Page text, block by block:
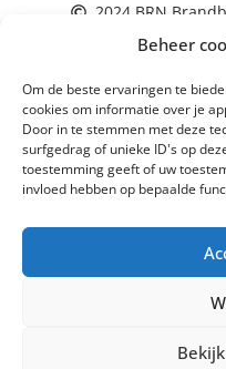
Beheer
Om de beste ervaringen te
cookies om informatie over je
Door in te stemmen met deze
surfgedrag of unieke ID's op
toestemming geeft of uw
invloed hebben op bepaalde
2024 BRN